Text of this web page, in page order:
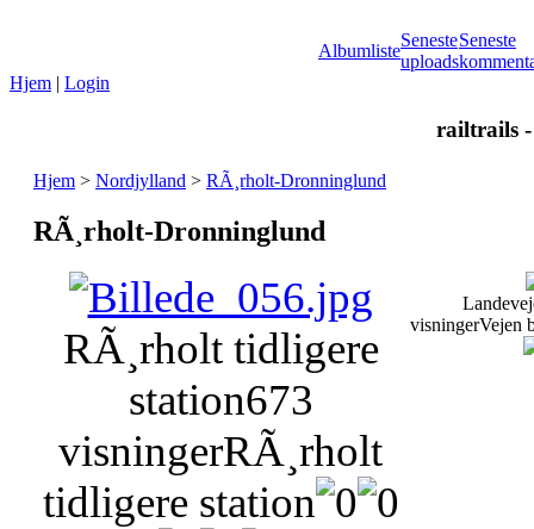
Albumliste
Seneste
uploads
Seneste
Hjem | Login
railtrails
Hjem > Nordjylland > RÃ¸rholt-Dronninglund
RÃ¸rholt-Dronninglund
RÃ¸rholt tidligere
station673
visningerRÃ¸rholt
tidligere station
visningerVejen